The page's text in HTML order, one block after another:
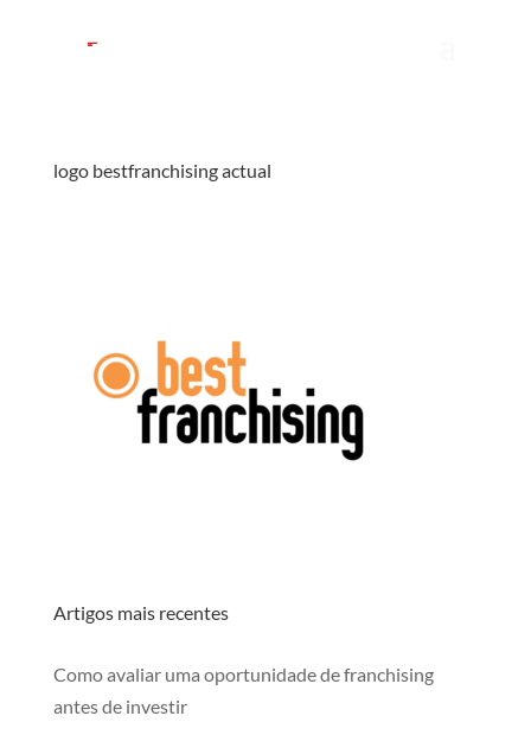
logo bestfranchising actual
Artigos mais recentes
Como avaliar uma oportunidade de franchising
antes de investir